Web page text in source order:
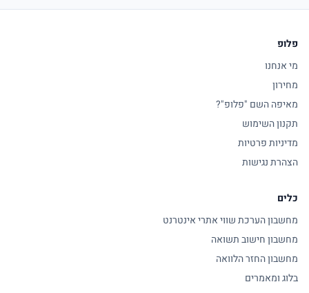
פלופ
מי אנחנו
מחירון
מאיפה השם "פלופ"?
תקנון השימוש
מדיניות פרטיות
הצהרת נגישות
כלים
מחשבון הערכת שווי אתרי אינטרנט
מחשבון חישוב תשואה
מחשבון החזר הלוואה
בלוג ומאמרים